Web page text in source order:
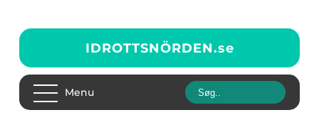
IDROTTSNÖRDEN.se
Menu